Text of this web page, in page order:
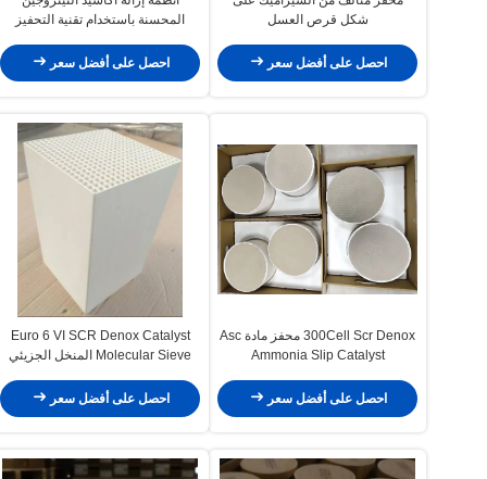
شكل قرص العسل
احصل على أفضل سعر
المحسنة باستخدام تقنية التحفيز
المحفزات الكورديريت
احصل على أفضل سعر
300Cell Scr Denox محفز مادة Asc
Ammonia Slip Catalyst
احصل على أفضل سعر
Euro 6 VI SCR Denox Catalyst
Molecular Sieve المنخل الجزيئي
احصل على أفضل سعر